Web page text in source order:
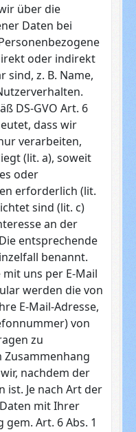
über die
Daten bei
oder indirekt
sind, z. B. Name,
DS-GVO Art. 6
dass wir
verarbeiten,
(lit. a), soweit
oder
erforderlich (lit.
sind (lit. c)
an der
entsprechende
benannt.
uns per E-Mail
werden die von
E-Mail-Adresse,
von
zu
Zusammenhang
nachdem der
ist. Je nach Art der
mit Ihrer
Art. 6 Abs. 1